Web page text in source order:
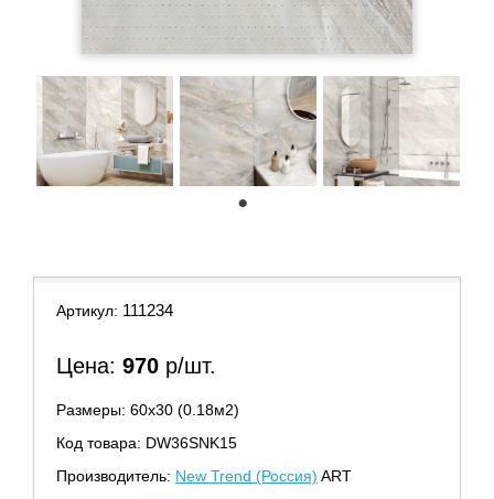
Артикул: 111234
Цена: 970 р/шт.
Размеры: 60х30 (0.18м2)
Код товара: DW36SNK15
Производитель: New Trend (Россия) ART